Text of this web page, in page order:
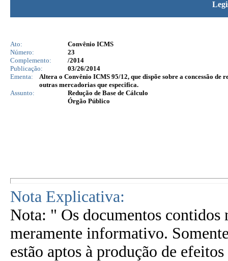
Ato:
Convênio ICMS
Número:
23
Complemento:
/2014
Publicação:
03/26/2014
Ementa:
Altera o Convênio ICMS 95/12, que dispõe sobre a concessão de
outras mercadorias que especifica.
Assunto:
Redução de Base de Cálculo
Órgão Público
Nota Explicativa:
Nota: " Os documentos contidos
meramente informativo.
estão aptos à produção de